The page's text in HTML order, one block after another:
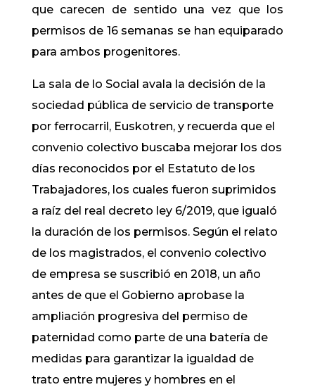
que carecen de sentido una vez que los
permisos de 16 semanas se han equiparado
para ambos progenitores.
La sala de lo Social avala la decisión de la
sociedad pública de servicio de transporte
por ferrocarril, Euskotren, y recuerda que el
convenio colectivo buscaba mejorar los dos
días reconocidos por el Estatuto de los
Trabajadores, los cuales fueron suprimidos
a raíz del real decreto ley 6/2019, que igualó
la duración de los permisos. Según el relato
de los magistrados, el convenio colectivo
de empresa se suscribió en 2018, un año
antes de que el Gobierno aprobase la
ampliación progresiva del permiso de
paternidad como parte de una batería de
medidas para garantizar la igualdad de
trato entre mujeres y hombres en el